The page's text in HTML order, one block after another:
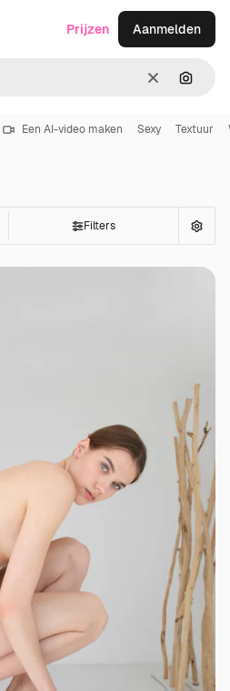
Wissen
Prijzen Aanmelden
Een AI-video maken Sexy Textuur
Filters